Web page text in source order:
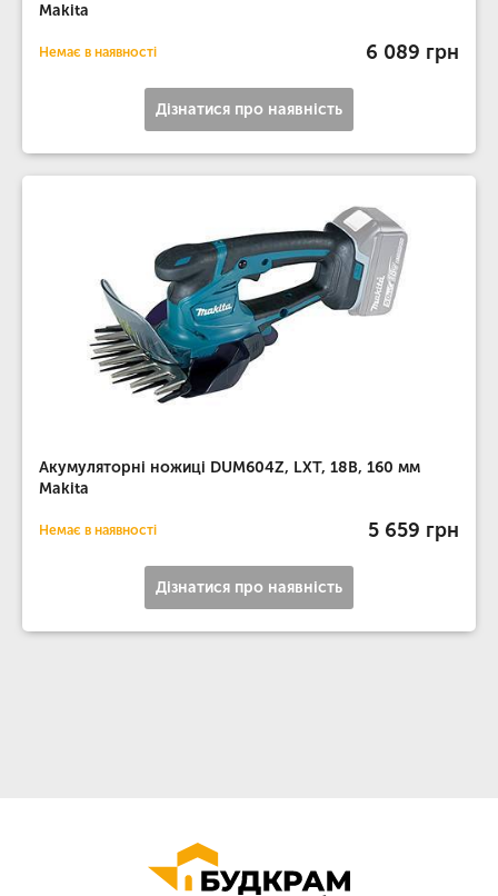
Makita
Немає в наявності 6 089 грн
Дізнатися про наявність
Акумуляторні ножиці DUM604Z, LXT, 18В, 160 мм
Makita
Немає в наявності 5 659 грн
Дізнатися про наявність